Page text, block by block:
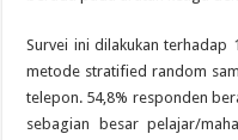
Survei ini dilakukan terhadap
metode stratified random
telepon. 54,8% responden
sebagian besar pelajar/